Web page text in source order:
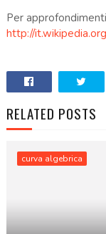
Per
http://
RELATED POSTS
curva algebrica